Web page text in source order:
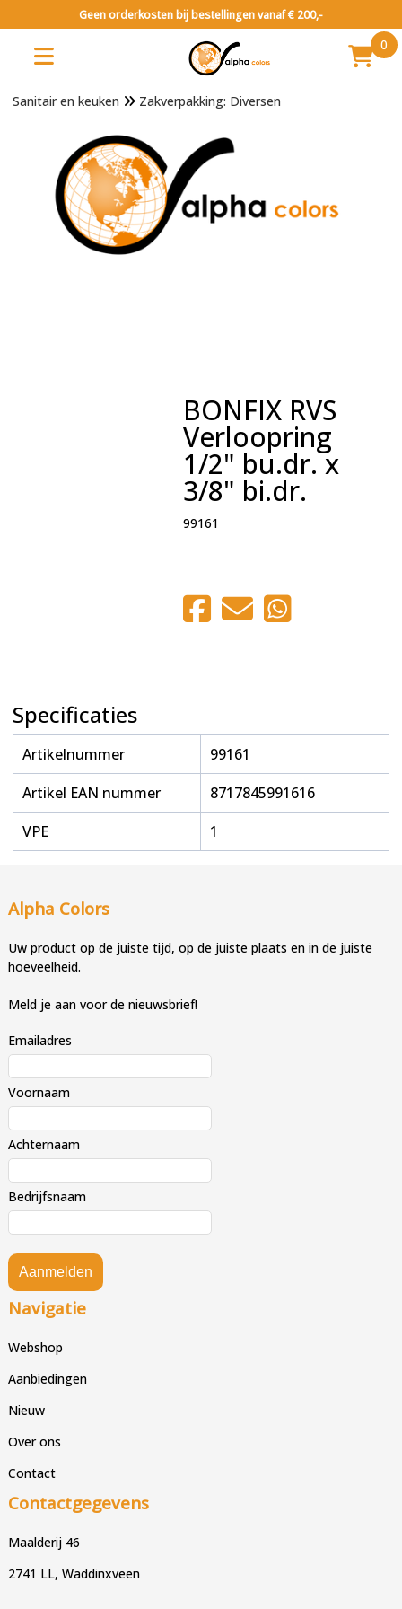
Geen orderkosten bij bestellingen vanaf € 200,-
0
Sanitair en keuken Zakverpakking: Diversen
BONFIX RVS
Verloopring
1/2" bu.dr. x
3/8" bi.dr.
99161
Specificaties
Artikelnummer
99161
Artikel EAN nummer
8717845991616
VPE
1
Alpha Colors
Uw product op de juiste tijd, op de juiste plaats en in de juiste
hoeveelheid.
Meld je aan voor de nieuwsbrief!
Emailadres
Voornaam
Achternaam
Bedrijfsnaam
Aanmelden
Navigatie
Webshop
Aanbiedingen
Nieuw
Over ons
Contact
Contactgegevens
Maalderij 46
2741 LL, Waddinxveen